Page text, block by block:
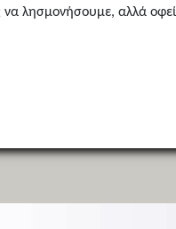
λησμονήσουμε, αλλά